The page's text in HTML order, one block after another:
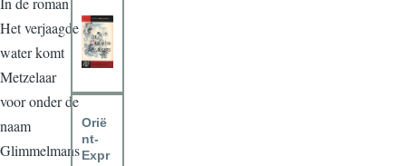
Het verjaagde
water komt
Metzelaar
voor onder de
naam
Glimmelmans
Orië
nt-
Expr